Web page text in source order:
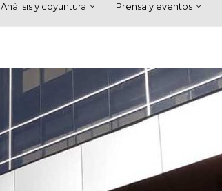
Análisis y coyuntura Prensa y eventos